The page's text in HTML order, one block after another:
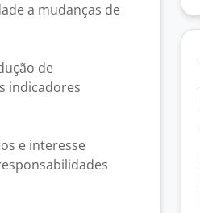
a mudanças de
de
indicadores
e interesse